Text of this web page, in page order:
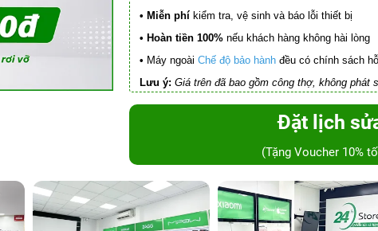
• Miễn phí kiểm tra, vệ sinh và báo lỗi thiết bị
• Hoàn tiền 100% nếu khách hàng không hài lòng
• Máy ngoài Chế độ bảo hành đều có chính sách
Lưu ý: Giá trên đã bao gồm công thợ, không phát
Đặt lịch
(Tặng Voucher 10%